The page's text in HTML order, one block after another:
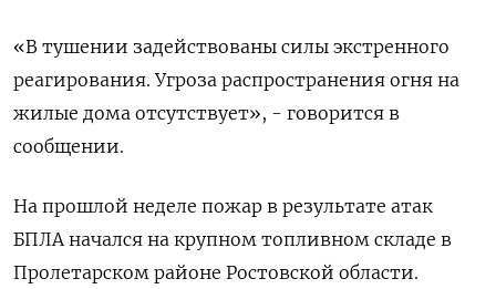
«В тушении задействованы силы экстренного
реагирования. Угроза распространения огня на
жилые дома отсутствует», - говорится в
сообщении.
На прошлой неделе пожар в результате атак
БПЛА начался на крупном топливном складе в
Пролетарском районе Ростовской области.